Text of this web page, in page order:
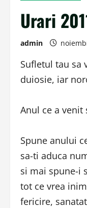
Urari
admin
Sufletul tau sa
duiosie, iar
Anul ce a
Spune anului
sa-ti aduca
si mai spune-i
tot ce vrea
fericire,